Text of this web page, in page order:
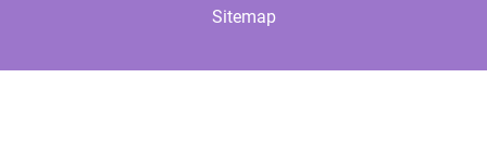
Sitemap